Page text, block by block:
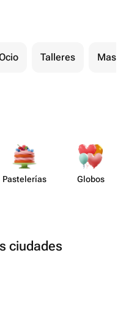
Talleres
Paste​lerías Globos
ciudades